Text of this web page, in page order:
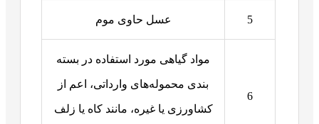
5 عسل حاوی موم
6
مواد گیاهی مورد استفاده در بسته
بندی محموله‌های وارداتی، اعم از
کشاورزی یا غیره، مانند کاه یا زلف